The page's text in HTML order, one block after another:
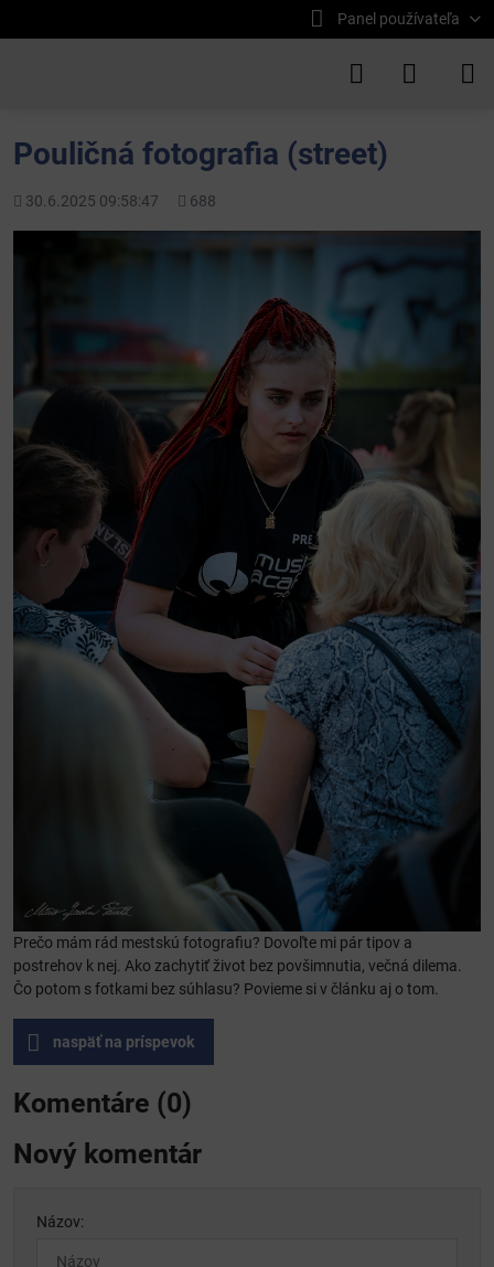
Panel používateľa
Pouličná fotografia (street)
Pridané
30.6.2025 09:58:47
Počet
688
Prečo mám rád mestskú fotografiu? Dovoľte mi pár tipov a
postrehov k nej. Ako zachytiť život bez povšimnutia, večná dilema.
Čo potom s fotkami bez súhlasu? Povieme si v článku aj o tom.
naspäť na príspevok
Komentáre (0)
Nový komentár
Názov: